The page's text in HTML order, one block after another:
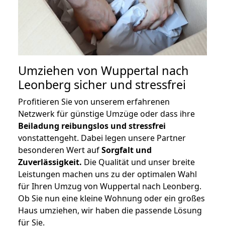
Umziehen von Wuppertal nach
Leonberg sicher und stressfrei
Profitieren Sie von unserem erfahrenen
Netzwerk für günstige Umzüge oder dass ihre
Beiladung reibungslos und stressfrei
vonstattengeht. Dabei legen unsere Partner
besonderen Wert aufSorgfalt und
Zuverlässigkeit. Die Qualität und unser breite
Leistungen machen uns zu der optimalen Wahl
für Ihren Umzug von Wuppertal nach Leonberg.
Ob Sie nun eine kleine Wohnung oder ein großes
Haus umziehen, wir haben die passende Lösung
für Sie.